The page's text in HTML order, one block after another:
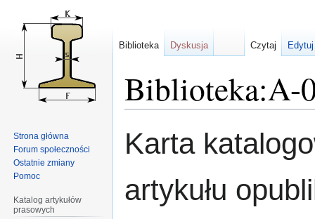
Biblioteka:A-
do
do
Karta
artykułu
Biblioteka Dyskusja Czytaj
Strona główna
Forum społeczności
Ostatnie zmiany
Pomoc
Katalog artykułów
prasowych